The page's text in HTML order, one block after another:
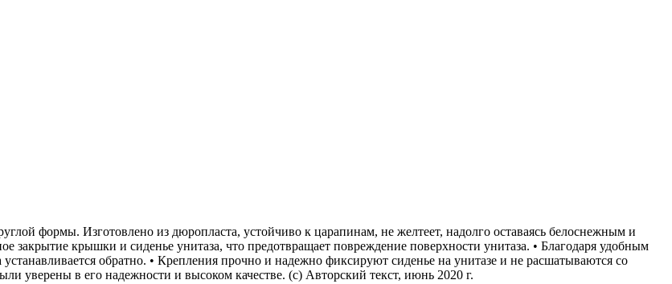
формы. Изготовлено из дюропласта, устойчиво к царапинам, не желтеет, надолго оставаясь белоснежным и
крышки и сиденье унитаза, что предотвращает повреждение поверхности унитаза. • Благодаря удобным
обратно. • Крепления прочно и надежно фиксируют сиденье на унитазе и не расшатываются со
уверены в его надежности и высоком качестве. (с) Авторский текст, июнь 2020 г.